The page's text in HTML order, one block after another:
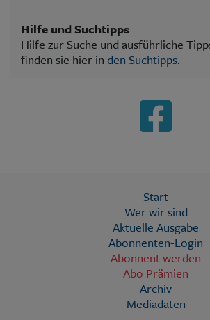
Hilfe und Suchtipps
Hilfe zur Suche und ausführliche
finden sie hier in den Suchtipps.
Start
Wer wir sind
Aktuelle Ausgabe
Abonnenten-Login
Abonnent werden
Abo Prämien
Archiv
Mediadaten